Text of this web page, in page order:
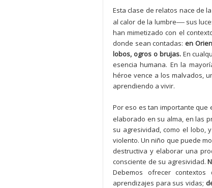
Esta clase de relatos nace de
al calor de la lumbre—sus
han mimetizado con el
donde sean contadas: en
lobos, ogros o brujas.En
esencia humana. En la
héroe vence a los malvados,
aprendiendo a vivir.
Por eso es tan importante que
elaborado en su alma, en las
su agresividad, como el lobo,
violento. Un niño que puede
destructiva y elaborar una
consciente de su agresividad.
Debemos ofrecer
aprendizajes para sus vidas;